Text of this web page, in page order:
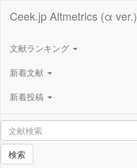
Ceek.jp Altmetrics (α ver.)
文献ランキング
新着文献
新着投稿
検索